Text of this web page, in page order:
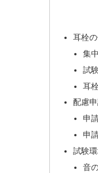
耳栓
集
試
耳
配慮
申
申
試験
音